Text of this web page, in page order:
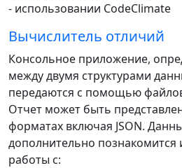
- использовании CodeClimate
Вычислитель отличий
Консольное приложение,
между двумя структурами
передаются с помощью файлов
Отчет может быть
форматах включая JSON.
дополнительно познакомится
работы с: